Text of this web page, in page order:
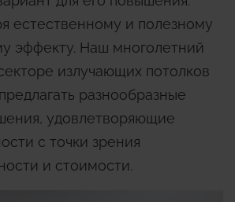
естественному и полезному
эффекту. Наш многолетний
излучающих потолков
разнообразные
удовлетворяющие
с точки зрения
и стоимости.